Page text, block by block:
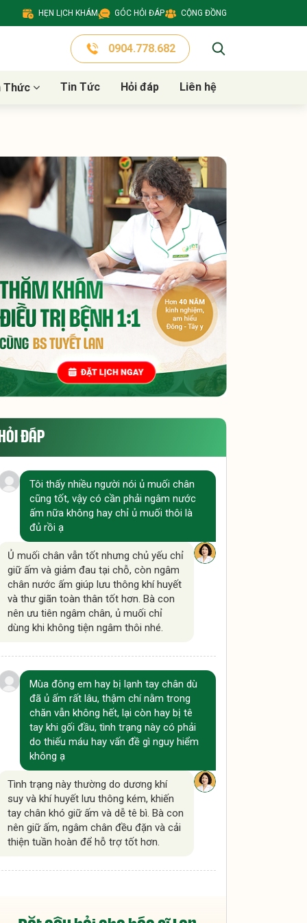
HẸN LỊCH KHÁM GÓC HỎI ĐÁP CỘNG ĐỒNG
0904.778.682
Thức Tin Tức Hỏi đáp Liên hệ
HỎI ĐÁP
Tôi thấy nhiều người nói ủ muối chân
cũng tốt, vậy có cần phải ngâm nước
ấm nữa không hay chỉ ủ muối thôi là
đủ rồi ạ
Ủ muối chân vẫn tốt nhưng chủ yếu chỉ
giữ ấm và giảm đau tại chỗ, còn ngâm
chân nước ấm giúp lưu thông khí huyết
và thư giãn toàn thân tốt hơn. Bà con
nên ưu tiên ngâm chân, ủ muối chỉ
dùng khi không tiện ngâm thôi nhé.
Mùa đông em hay bị lạnh tay chân dù
đã ủ ấm rất lâu, thậm chí nằm trong
chăn vẫn không hết, lại còn hay bị tê
tay khi gối đầu, tình trạng này có phải
do thiếu máu hay vấn đề gì nguy hiểm
không ạ
Tình trạng này thường do dương khí
suy và khí huyết lưu thông kém, khiến
tay chân khó giữ ấm và dễ tê bì. Bà con
nên giữ ấm, ngâm chân đều đặn và cải
thiện tuần hoàn để hỗ trợ tốt hơn.
xuống cả cánh tay, cổ tay đến tận các